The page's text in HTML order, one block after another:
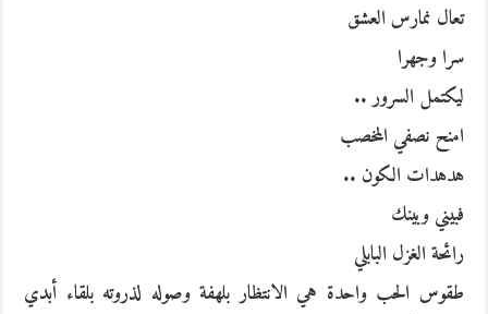
تعال نمارس العشق
سرا وجهرا
ليكتمل السرور ..
امنح نصفي المخصب
هدهدات الكون ..
فبيني وبينك
رائحة الغزل البابلي
طقوس الحب واحدة هي الانتظار بلهفة وصوله لذروته بلقاء أبدي